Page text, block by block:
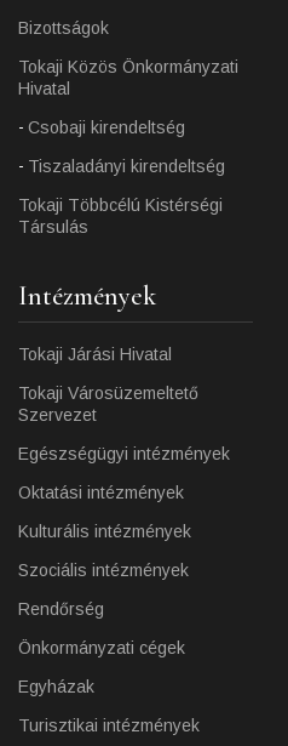
Bizottságok
Tokaji Közös Önkormányzati
Hivatal
Csobaji kirendeltség
Tiszaladányi kirendeltség
Tokaji Többcélú Kistérségi
Társulás
Intézmények
Tokaji Járási Hivatal
Tokaji Városüzemeltető
Szervezet
Egészségügyi intézmények
Oktatási intézmények
Kulturális intézmények
Szociális intézmények
Rendőrség
Önkormányzati cégek
Egyházak
Turisztikai intézmények